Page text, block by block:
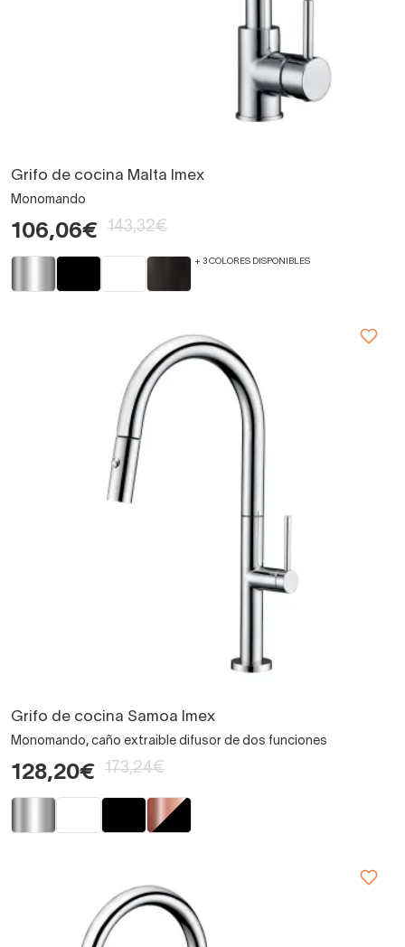
Grifo de cocina Malta Imex
Monomando
106,06€ 143,32€
+ 3 COLORES DISPONIBLES
Grifo de cocina Samoa Imex
Monomando, caño extraible difusor de dos funciones
128,20€ 173,24€